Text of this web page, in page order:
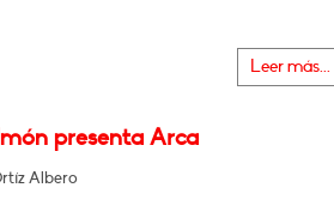
Leer más...
presenta Arca
Albero